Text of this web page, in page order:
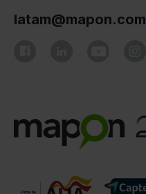
latam@mapon.com